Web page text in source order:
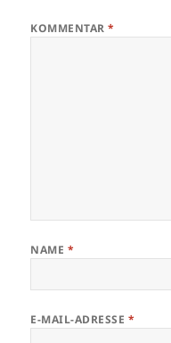
KOMMENTAR*
NAME *
E-MAIL-ADRESSE *